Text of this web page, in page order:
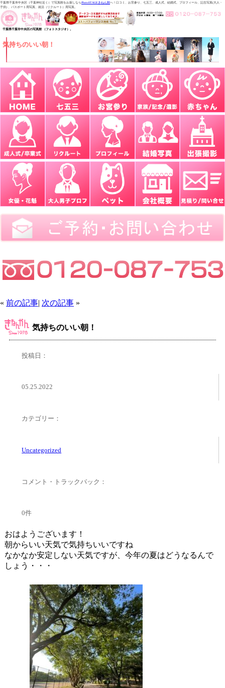
千葉県千葉市中央区（千葉神社近く）で写真館をお探しならPhotoSTAGEきねん館へ！口コミ、お宮参り、七五三、成人式、結婚式、プロフィール、記念写真(大人・
子供) 、パスポート用写真、就活（リクルート）用写真。
千葉県千葉市中央区の写真館 （フォトスタジオ）。
気持ちのいい朝！
« 前の記事| 次の記事 »
気持ちのいい朝！
投稿日：
05.25.2022
カテゴリー：
Uncategorized
コメント・トラックバック：
0件
おはようございます！
朝からいい天気で気持ちいいですね
なかなか安定しない天気ですが、今年の夏はどうなるんで
しょう・・・